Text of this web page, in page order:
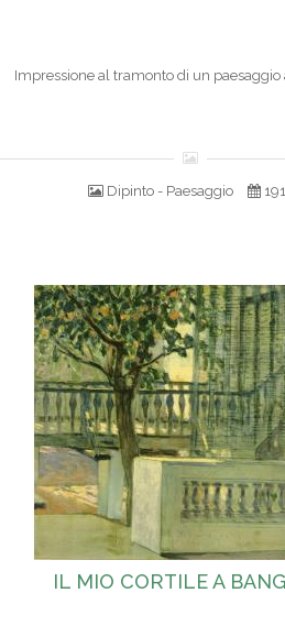
Impressione al tramonto di un paesaggio
Dipinto - Paesaggio
IL MIO CORTILE A